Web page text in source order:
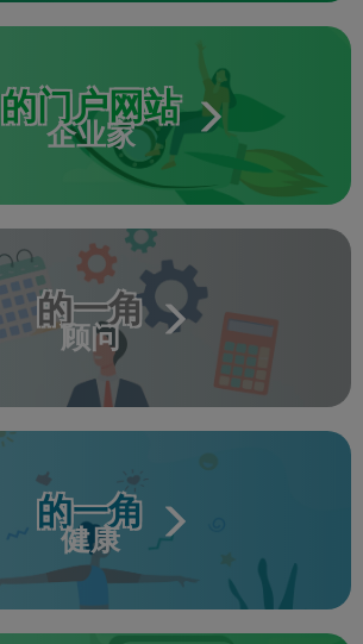
的门户网站
企业家
的一角
顾问
的一角
健康